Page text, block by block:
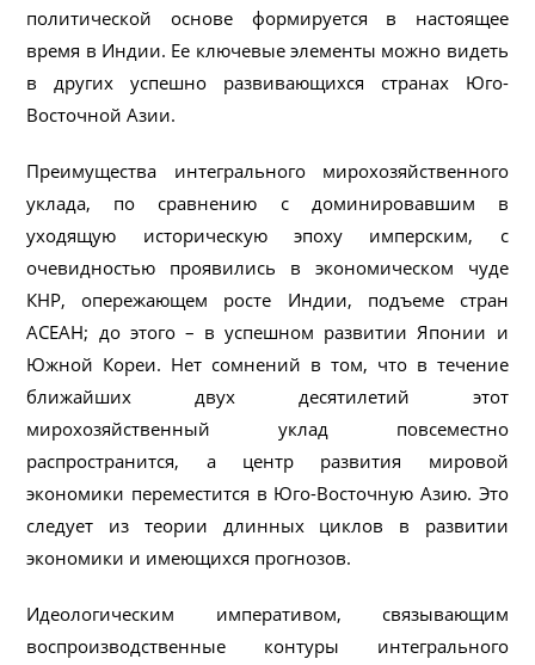
политической основе формируется в настоящее
время в Индии. Ее ключевые элементы можно видеть
в других успешно развивающихся странах Юго-
Восточной Азии.
Преимущества интегрального мирохозяйственного
уклада, по сравнению с доминировавшим в
уходящую историческую эпоху имперским, с
очевидностью проявились в экономическом чуде
КНР, опережающем росте Индии, подъеме стран
АСЕАН; до этого – в успешном развитии Японии и
Южной Кореи. Нет сомнений в том, что в течение
ближайших двух десятилетий этот
мирохозяйственный уклад повсеместно
распространится, а центр развития мировой
экономики переместится в Юго-Восточную Азию. Это
следует из теории длинных циклов в развитии
экономики и имеющихся прогнозов.
Идеологическим императивом, связывающим
воспроизводственные контуры интегрального